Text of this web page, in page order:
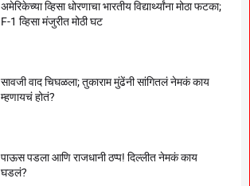
अमेरिकेच्या व्हिसा धोरणाचा भारतीय विद्यार्थ्यांना मोठा फटका;
F-1 व्हिसा मंजुरीत मोठी घट
सावजी वाद चिघळला; तुकाराम मुंढेंनी सांगितलं नेमकं काय
म्हणायचं होतं?
पाऊस पडला आणि राजधानी ठप्प! दिल्लीत नेमकं काय
घडलं?